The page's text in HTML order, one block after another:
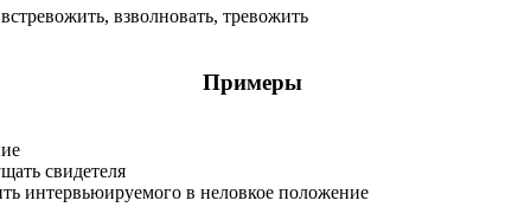
взволновать, тревожить
Примеры
свидетеля
интервьюируемого в неловкое положение